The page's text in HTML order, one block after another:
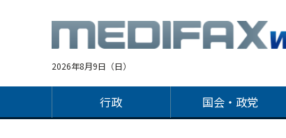
2026年8月9日（日）
行政 国会・政党